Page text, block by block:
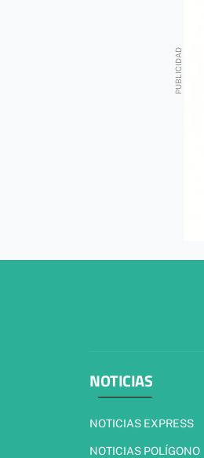
NOTICIAS
NOTICIAS EXPRESS
NOTICIAS POLÍGONO